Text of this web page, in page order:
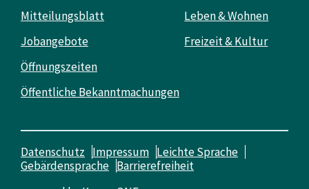
Mitteilungsblatt
Jobangebote
Öffnungszeiten
Öffentliche Bekanntmachungen
Leben & Wohnen
Freizeit & Kultur
Datenschutz Impressum Leichte Sprache
Gebärdensprache Barrierefreiheit